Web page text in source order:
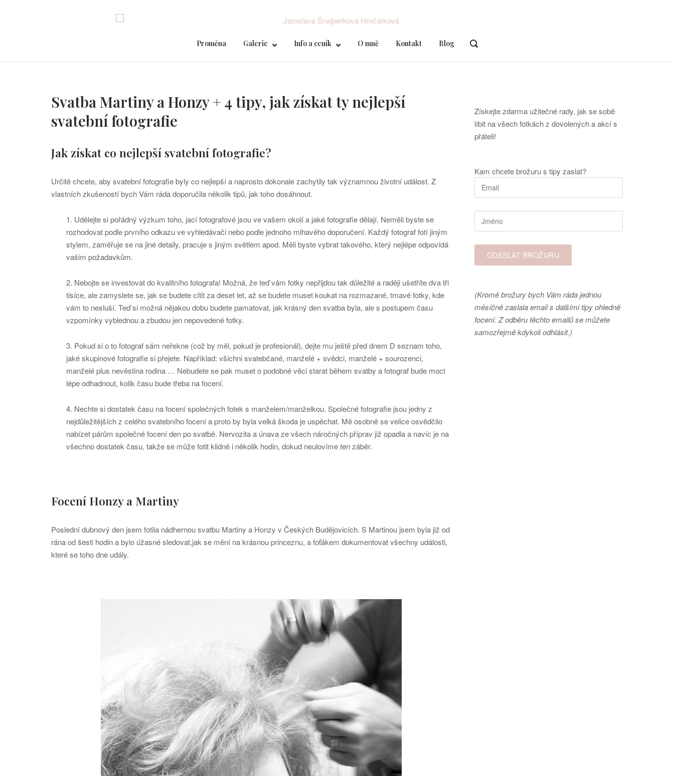
Proměna Galerie Info a ceník O mně Kontakt Blog
OPEN
BAR
Blog
Svatba Martiny a Honzy + 4 tipy, jak získat ty nejlepší
svatební fotografie
Jak získat co nejlepší svatební fotografie?
Určitě chcete, aby svatební fotografie byly co nejlepší a naprosto dokonale zachytily tak významnou životní událost. Z
vlastních zkušeností bych Vám ráda doporučila několik tipů, jak toho dosáhnout.
1. Udělejte si pořádný výzkum toho, jací fotografové jsou ve vašem okolí a jaké fotografie dělají. Neměli byste se
rozhodovat podle prvního odkazu ve vyhledávači nebo podle jednoho mlhavého doporučení. Každý fotograf fotí jiným
stylem, zaměřuje se na jiné detaily, pracuje s jiným světlem apod. Měli byste vybrat takového, který nejlépe odpovídá
vašim požadavkům.
2. Nebojte se investovat do kvalitního fotografa! Možná, že teď vám fotky nepřijdou tak důležité a raději ušetříte dva tři
tisíce, ale zamyslete se, jak se budete cítit za deset let, až se budete muset koukat na rozmazané, tmavé fotky, kde
vám to nesluší. Teď si možná nějakou dobu budete pamatovat, jak krásný den svatba byla, ale s postupem času
vzpomínky vyblednou a zbudou jen nepovedené fotky.
3. Pokud si o to fotograf sám neřekne (což by měl, pokud je profesionál), dejte mu ještě před dnem D seznam toho,
jaké skupinové fotografie si přejete. Například: všichni svatebčané, manželé + svědci, manželé + sourozenci,
manželé plus nevěstina rodina … Nebudete se pak muset o podobné věci starat během svatby a fotograf bude moct
lépe odhadnout, kolik času bude třeba na focení.
4. Nechte si dostatek času na focení společných fotek s manželem/manželkou. Společné fotografie jsou jedny z
nejdůležitějších z celého svatebního focení a proto by byla velká škoda je uspěchat. Mě osobně se velice osvědčilo
nabízet párům společné focení den po svatbě. Nervozita a únava ze všech náročných příprav již opadla a navíc je na
všechno dostatek času, takže se může fotit klidně i několik hodin, dokud neulovímetenzáběr.
Focení Honzy a Martiny
Poslední dubnový den jsem fotila nádhernou svatbu Martiny a Honzy v Českých Budějovicích. S Martinou jsem byla již od
rána od šesti hodin a bylo úžasné sledovat,jak se mění na krásnou princeznu, a foťákem dokumentovat všechny události,
které se toho dne udály.
Získejte zdarma užitečné rady, jak se sobě
líbit na všech fotkách z dovolených a akcí s
přáteli!
Kam chcete brožuru s tipy zaslat?
(Kromě brožury bych Vám ráda jednou
měsíčně zaslala email s dalšími tipy ohledně
focení. Z odběru těchto emailů se můžete
samozřejmě kdykoli odhlásit.)